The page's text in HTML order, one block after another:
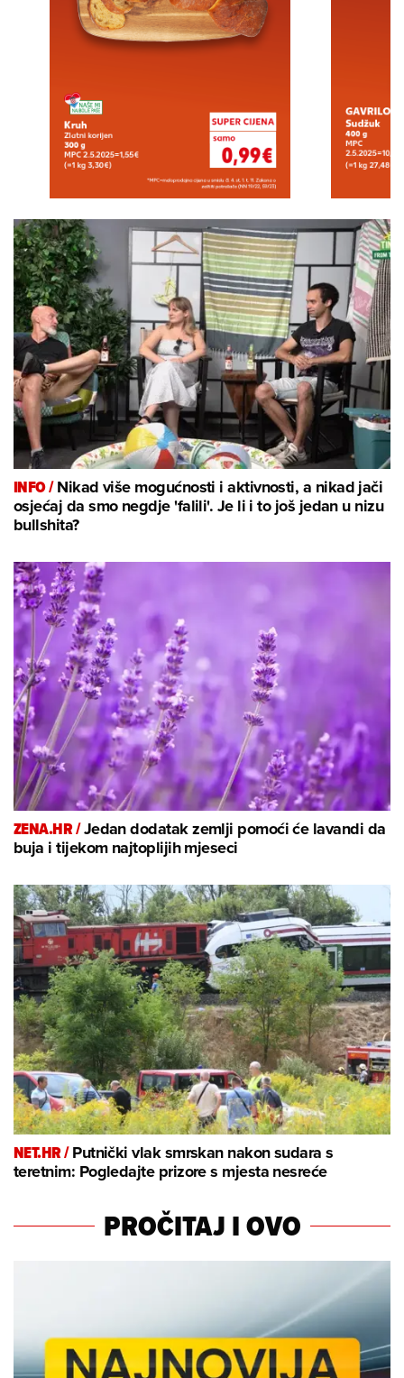
INFO /Nikad više mogućnosti i aktivnosti, a nikad jači
osjećaj da smo negdje 'falili'. Je li i to još jedan u nizu
bullshita?
ZENA.HR /Jedan dodatak zemlji pomoći će lavandi da
buja i tijekom najtoplijih mjeseci
NET.HR /Putnički vlak smrskan nakon sudara s
teretnim: Pogledajte prizore s mjesta nesreće
PROČITAJ I OVO